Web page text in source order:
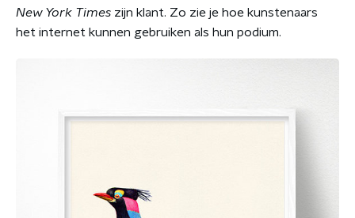
New York Times zijn klant. Zo zie je hoe kunstenaars
het internet kunnen gebruiken als hun podium.